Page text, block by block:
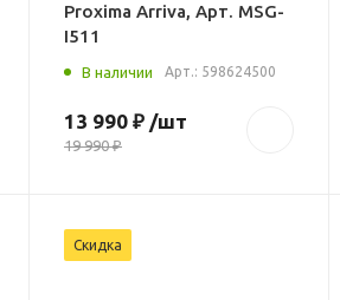
Proxima Arriva, Арт. MSG-
I511
В наличии Арт.: 598624500
13 990 ₽ /шт
19 990 ₽
Скидка